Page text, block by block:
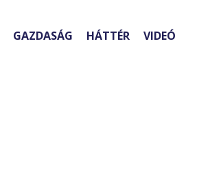
GAZDASÁG HÁTTÉR VIDEÓ